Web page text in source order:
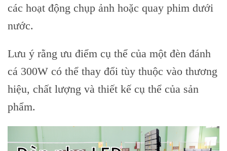
các hoạt động chụp ảnh hoặc quay phim dưới
nước.
Lưu ý rằng ưu điểm cụ thể của một đèn đánh
cá 300W có thể thay đổi tùy thuộc vào thương
hiệu, chất lượng và thiết kế cụ thể của sản
phẩm.